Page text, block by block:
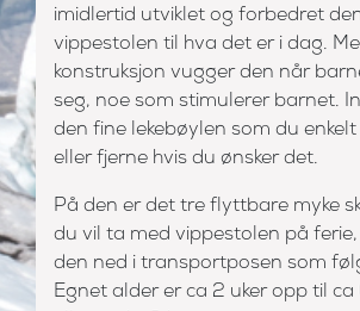
imidlertid utviklet og forbedret
vippestolen til hva det er i dag.
konstruksjon vugger den når
seg, noe som stimulerer barnet.
den fine lekebøylen som du
eller fjerne hvis du ønsker det.
På den er det tre flyttbare myke
du vil ta med vippestolen på ferie,
den ned i transportposen som
Egnet alder er ca 2 uker opp til